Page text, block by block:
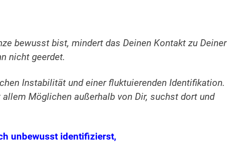
bewusst bist, mindert das Deinen Kontakt zu Deiner
nicht geerdet.
Instabilität und einer fluktuierenden Identifikation.
Möglichen außerhalb von Dir, suchst dort und
unbewusst identifizierst,